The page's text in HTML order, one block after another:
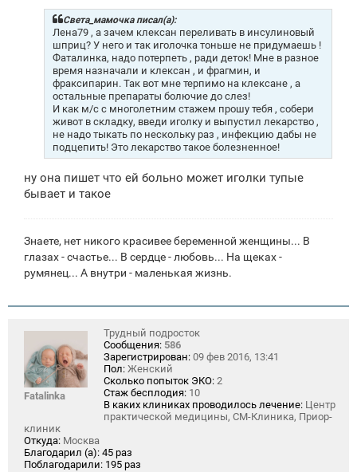
б
щ
е
н
и
е
Света_мамочка писал(а):
Лена79 , а зачем клексан переливать в инсулиновый
шприц? У него и так иголочка тоньше не придумаешь !
Фаталинка, надо потерпеть , ради деток! Мне в разное
время назначали и клексан , и фрагмин, и
фраксипарин. Так вот мне терпимо на клексане , а
остальные препараты болючие до слез!
И как м/с с многолетним стажем прошу тебя , собери
живот в складку, введи иголку и выпустил лекарство ,
не надо тыкать по нескольку раз , инфекцию дабы не
подцепить! Это лекарство такое болезненное!
ну она пишет что ей больно может иголки тупые
бывает и такое
Знаете, нет никого красивее беременной женщины... В
глазах - счастье... В сердце - любовь... На щеках -
румянец... А внутри - маленькая жизнь.
Fatalinka
Трудный подросток
Сообщения: 586
Зарегистрирован: 09 фев 2016, 13:41
Пол: Женский
Сколько попыток ЭКО: 2
Стаж бесплодия: 10
В каких клиниках проводилось лечение: Центр
практической медицины, СМ-Клиника, Приор-
клиник
Откуда: Москва
Благодарил (а): 45 раз
Поблагодарили: 195 раз